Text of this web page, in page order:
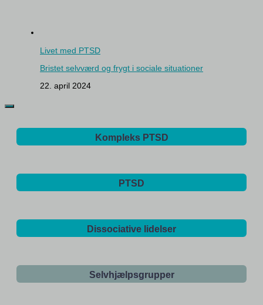
Livet med PTSD
Bristet selvværd og frygt i sociale situationer
22. april 2024
Kompleks PTSD
PTSD
Dissociative lidelser
Selvhjælpsgrupper